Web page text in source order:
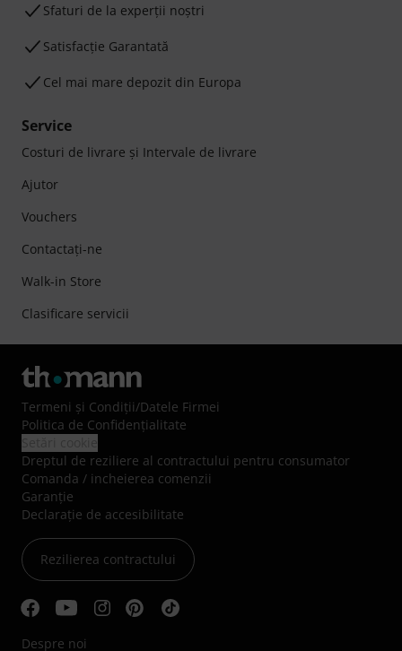
Sfaturi de la experții noștri
Satisfacție Garantată
Cel mai mare depozit din Europa
Service
Costuri de livrare şi Intervale de livrare
Ajutor
Vouchers
Contactaţi-ne
Walk-in Store
Clasificare servicii
Termeni şi Condiţii/Datele Firmei
Politica de Confidenţialitate
Dreptul de reziliere al contractului pentru consumator
Comanda / incheierea comenzii
Garanție
Declarație de accesibilitate
Rezilierea contractului
Despre noi